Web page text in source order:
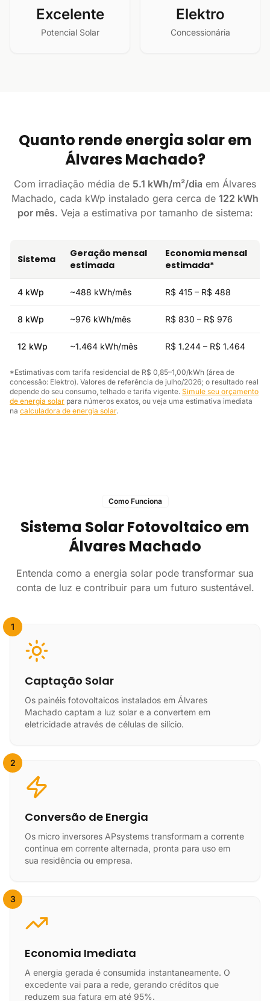
Excelente
Potencial Solar
Elektro
Concessionária
Quanto rende energia solar em
Álvares Machado?
Com irradiação média de 5.1 kWh/m²/dia em Álvares
Machado, cada kWp instalado gera cerca de 122 kWh
por mês. Veja a estimativa por tamanho de sistema:
Sistema
Geração mensal
estimada
Economia mensal
estimada*
4 kWp ~488 kWh/mês R$ 415 – R$ 488
8 kWp ~976 kWh/mês R$ 830 – R$ 976
12 kWp ~1.464 kWh/mês R$ 1.244 – R$ 1.464
*Estimativas com tarifa residencial de R$ 0,85–1,00/kWh (área de
concessão: Elektro). Valores de referência de julho/2026; o resultado real
depende do seu consumo, telhado e tarifa vigente. Simule seu orçamento
de energia solar para números exatos, ou veja uma estimativa imediata
na calculadora de energia solar.
Como Funciona
Sistema Solar Fotovoltaico em
Álvares Machado
Entenda como a energia solar pode transformar sua
conta de luz e contribuir para um futuro sustentável.
1
Captação Solar
Os painéis fotovoltaicos instalados em Álvares
Machado captam a luz solar e a convertem em
eletricidade através de células de silício.
2
Conversão de Energia
Os micro inversores APsystems transformam a corrente
contínua em corrente alternada, pronta para uso em
sua residência ou empresa.
3
Economia Imediata
A energia gerada é consumida instantaneamente. O
excedente vai para a rede, gerando créditos que
reduzem sua fatura em até 95%.